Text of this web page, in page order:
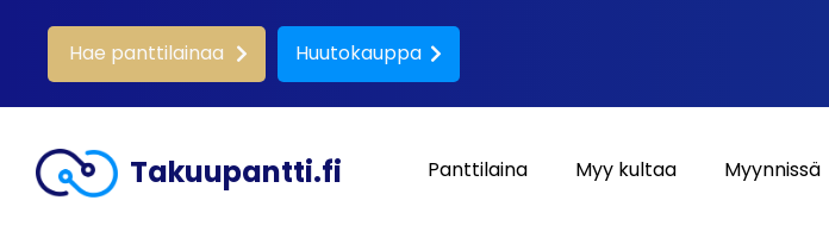
Hae panttilainaa Huutokauppa
Takuupantti.fi Panttilaina Myy kultaa Myynnissä